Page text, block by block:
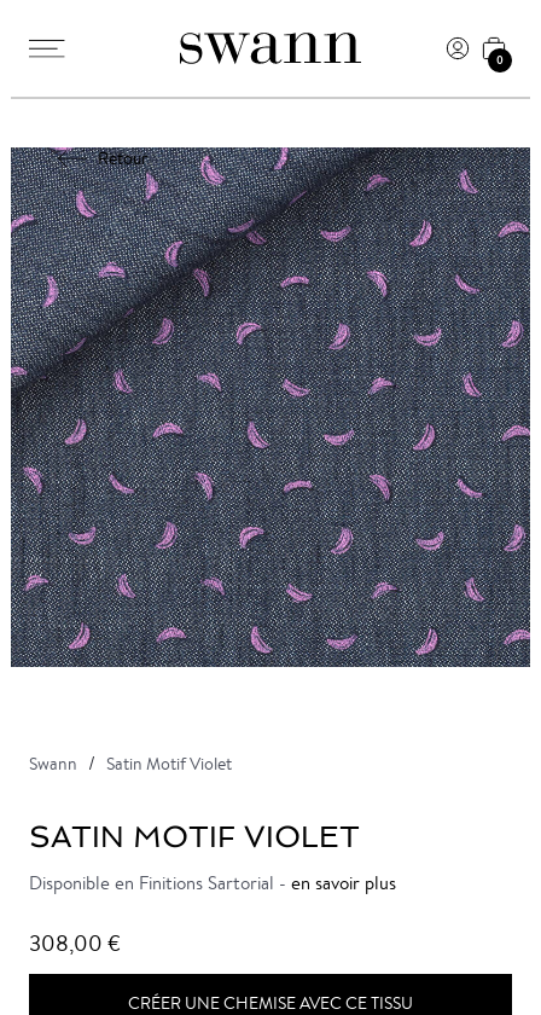
0
Retour
Swann Satin Motif Violet
SATIN MOTIF VIOLET
Disponible en Finitions Sartorial - en savoir plus
308,00 €
CRÉER UNE CHEMISE AVEC CE TISSU